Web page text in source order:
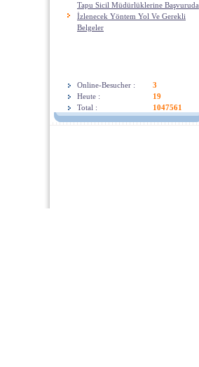
Tapu Sicil Müdürlüklerine Başvuruda
İzlenecek Yöntem Yol Ve Gerekli
Belgeler
Online-Besucher :
3
Heute :
19
Total :
1047561